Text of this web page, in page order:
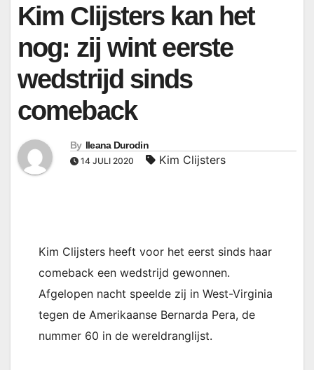
Kim Clijsters kan het
nog: zij wint eerste
wedstrijd sinds
comeback
By Ileana Durodin
14 JULI 2020 Kim Clijsters
Kim Clijsters heeft voor het eerst sinds haar
comeback een wedstrijd gewonnen.
Afgelopen nacht speelde zij in West-Virginia
tegen de Amerikaanse Bernarda Pera, de
nummer 60 in de wereldranglijst.